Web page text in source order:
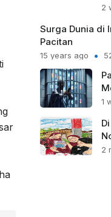
2
Surga Dunia di
Pacitan
15 years ago
1
2